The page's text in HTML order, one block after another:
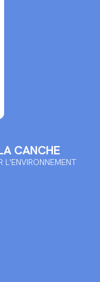
CANCHE
L'ENVIRONNEMENT